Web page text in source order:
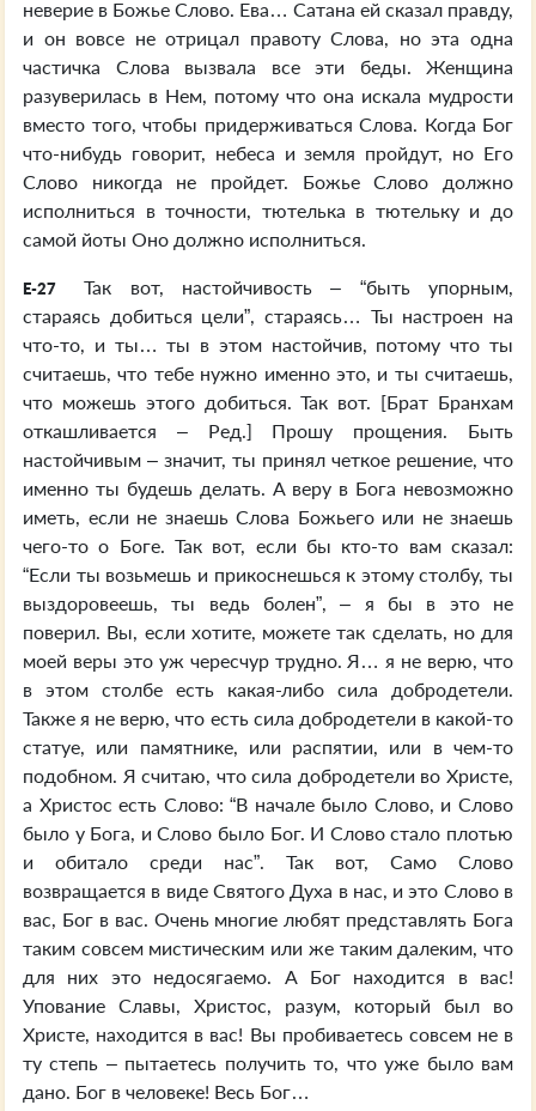
неверие в Божье Слово. Ева… Сатана ей сказал правду,
и он вовсе не отрицал правоту Слова, но эта одна
частичка Слова вызвала все эти беды. Женщина
разуверилась в Нем, потому что она искала мудрости
вместо того, чтобы придерживаться Слова. Когда Бог
что-нибудь говорит, небеса и земля пройдут, но Его
Слово никогда не пройдет. Божье Слово должно
исполниться в точности, тютелька в тютельку и до
самой йоты Оно должно исполниться.
E-27
Так вот, настойчивость – “быть упорным,
стараясь добиться цели”, стараясь… Ты настроен на
что-то, и ты… ты в этом настойчив, потому что ты
считаешь, что тебе нужно именно это, и ты считаешь,
что можешь этого добиться. Так вот. [Брат Бранхам
откашливается – Ред.] Прошу прощения. Быть
настойчивым – значит, ты принял четкое решение, что
именно ты будешь делать. А веру в Бога невозможно
иметь, если не знаешь Слова Божьего или не знаешь
чего-то о Боге. Так вот, если бы кто-то вам сказал:
“Если ты возьмешь и прикоснешься к этому столбу, ты
выздоровеешь, ты ведь болен”, – я бы в это не
поверил. Вы, если хотите, можете так сделать, но для
моей веры это уж чересчур трудно. Я… я не верю, что
в этом столбе есть какая-либо сила добродетели.
Также я не верю, что есть сила добродетели в какой-то
статуе, или памятнике, или распятии, или в чем-то
подобном. Я считаю, что сила добродетели во Христе,
а Христос есть Слово: “В начале было Слово, и Слово
было у Бога, и Слово было Бог. И Слово стало плотью
и обитало среди нас”. Так вот, Само Слово
возвращается в виде Святого Духа в нас, и это Слово в
вас, Бог в вас. Очень многие любят представлять Бога
таким совсем мистическим или же таким далеким, что
для них это недосягаемо. А Бог находится в вас!
Упование Славы, Христос, разум, который был во
Христе, находится в вас! Вы пробиваетесь совсем не в
ту степь – пытаетесь получить то, что уже было вам
дано. Бог в человеке! Весь Бог…